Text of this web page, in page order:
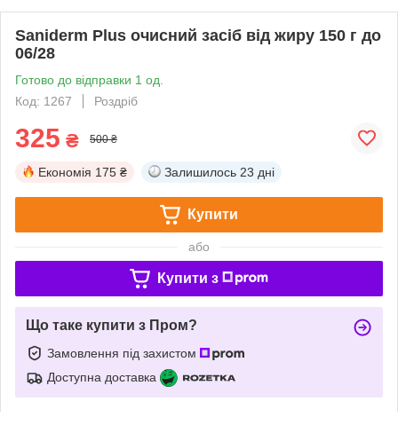
Saniderm Plus очисний засіб від жиру 150 г до
06/28
Готово до відправки 1 од.
Код: 1267
Роздріб
325 ₴ 500 ₴
Економія 175 ₴ Залишилось 23 дні
Купити
або
Купити з
Що таке купити з Пром?
Замовлення під захистом
Доступна доставка